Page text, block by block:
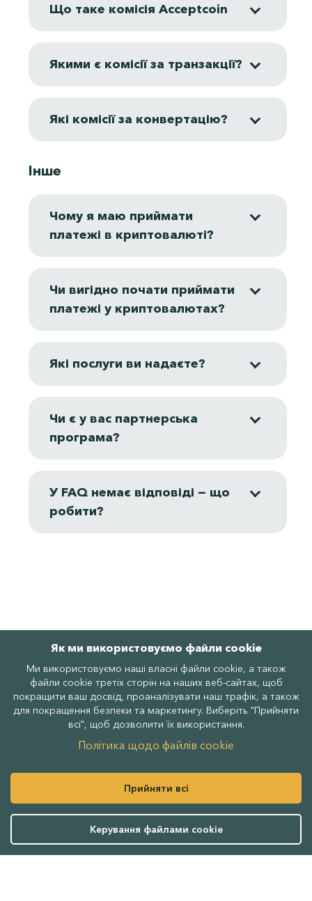
Що таке комісія Acceptcoin
Якими є комісії за транзакції?
Які комісії за конвертацію?
Інше
Чому я маю приймати
платежі в криптовалюті?
Чи вигідно почати приймати
платежі у криптовалютах?
Які послуги ви надаєте?
Чи є у вас партнерська
програма?
У FAQ немає відповіді — що
робити?
Як ми використовуємо файли cookie
Ми використовуємо наші власні файли cookie, а також
файли cookie третіх сторін на наших веб-сайтах, щоб
покращити ваш досвід, проаналізувати наш трафік, а також
для покращення безпеки та маркетингу. Виберіть "Прийняти
всі", щоб дозволити їх використання.
Політика щодо файлів cookie
Прийняти всі
Керування файлами cookie
Підтримка